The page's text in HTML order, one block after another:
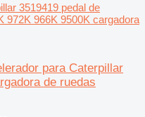
3519419 pedal de
972K 966K 9500K cargadora
para Caterpillar
de ruedas